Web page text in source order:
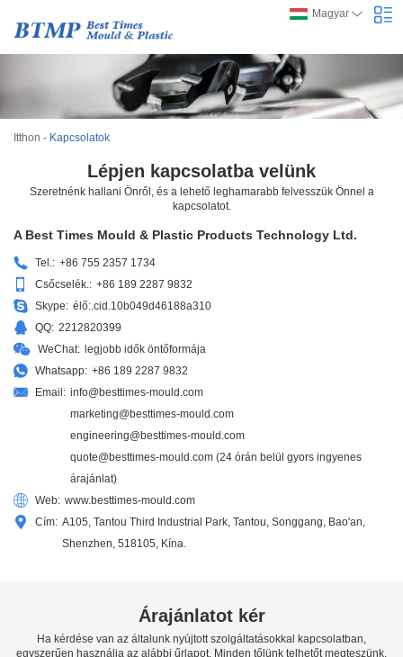
Magyar
Itthon - Kapcsolatok
Lépjen kapcsolatba velünk
Szeretnénk hallani Önről, és a lehető leghamarabb felvesszük Önnel a
kapcsolatot.
A Best Times Mould & Plastic Products Technology Ltd.
Tel.: +86 755 2357 1734
Csőcselék.: +86 189 2287 9832
Skype: élő:.cid.10b049d46188a310
QQ: 2212820399
WeChat: legjobb idők öntőformája
Whatsapp: +86 189 2287 9832
Email: info@besttimes-mould.com
marketing@besttimes-mould.com
engineering@besttimes-mould.com
quote@besttimes-mould.com (24 órán belül gyors ingyenes
árajánlat)
Web: www.besttimes-mould.com
Cím: A105, Tantou Third Industrial Park, Tantou, Songgang, Bao'an,
Shenzhen, 518105, Kína.
Árajánlatot kér
Ha kérdése van az általunk nyújtott szolgáltatásokkal kapcsolatban,
egyszerűen használja az alábbi űrlapot. Minden tőlünk telhetőt megteszünk,